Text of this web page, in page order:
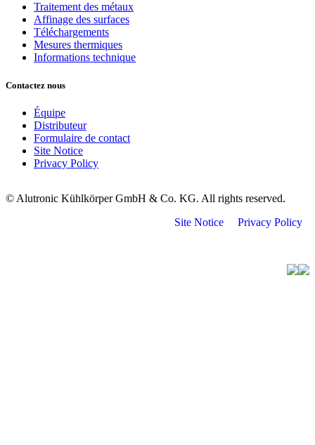
Traitement des métaux
Affinage des surfaces
Téléchargements
Mesures thermiques
Informations technique
Contactez nous
Équipe
Distributeur
Formulaire de contact
Site Notice
Privacy Policy
© Alutronic Kühlkörper GmbH & Co. KG. All rights reserved.
Site Notice
Privacy Policy